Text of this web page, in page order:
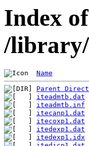
Index of
/library/
Name
Parent
iteadmtb.dat
iteadmtb.inf
itecanp1.dat
itecoxp1.dat
itedexp1.dat
itedexp1.idx